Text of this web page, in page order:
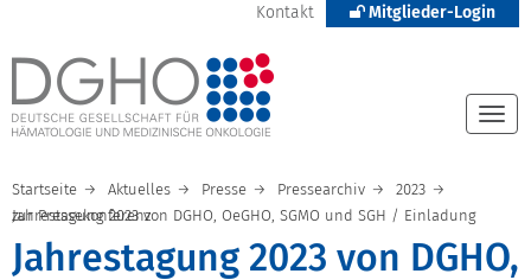
Kontakt Mitglieder-Login
Startseite Aktuelles Presse Pressearchiv
2023
Jahrestagung 2023 von DGHO, OeGHO, SGMO und SGH / Einladung zur Pressekonferenz
Jahrestagung 2023 von DGHO,